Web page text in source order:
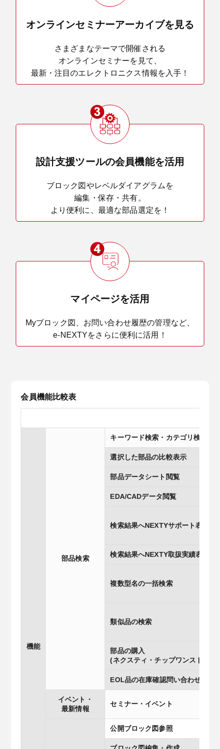
オンラインセミナーアーカイブを見る
さまざまなテーマで開催される
オンラインセミナーを見て、
最新・注目のエレクトロニクス情報を入手！
設計支援ツールの会員機能を活用
ブロック図やレベルダイアグラムを
編集・保存・共有。
より便利に、最適な部品選定を！
マイページを活用
Myブロック図、お問い合わせ履歴の管理など、
e-NEXTYをさらに便利に活用！
会員機能比較表
機能
部品検索
キーワード検索・カテゴリ検索
選択した部品の比較表示
部品データシート閲覧
EDA/CADデータ閲覧
検索結果へNEXTYサポート表示
検索結果へNEXTY取扱実績表示
複数型名の一括検索
類似品の検索
部品の購入
(ネクスティ・チップワンストップ)
EOL品の在庫確認問い合わせ
イベント・
最新情報
セミナー・イベント
公開ブロック図参照